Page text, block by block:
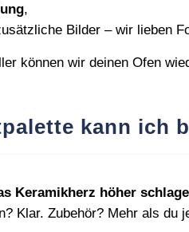
,
Bilder – wir lieben
können wir deinen Ofen
kann ich
Keramikherz höher
Klar. Zubehör? Mehr als